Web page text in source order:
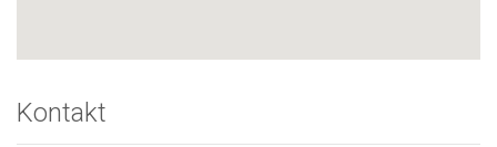
Kontakt